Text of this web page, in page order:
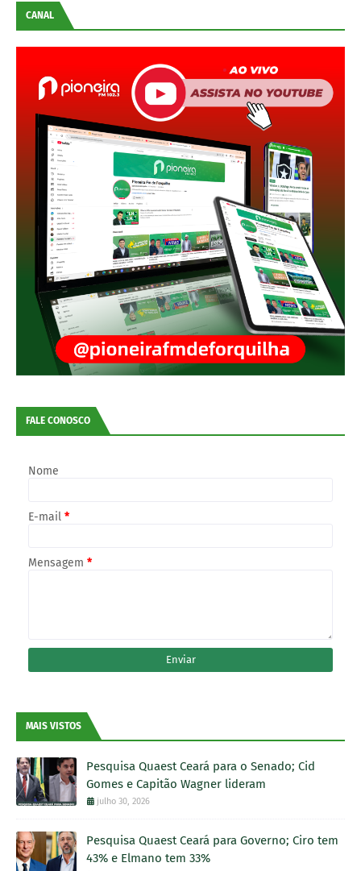
CANAL
FALE CONOSCO
Nome
E-mail *
Mensagem *
MAIS VISTOS
Pesquisa Quaest Ceará para o Senado; Cid
Gomes e Capitão Wagner lideram
julho 30, 2026
Pesquisa Quaest Ceará para Governo; Ciro tem
43% e Elmano tem 33%